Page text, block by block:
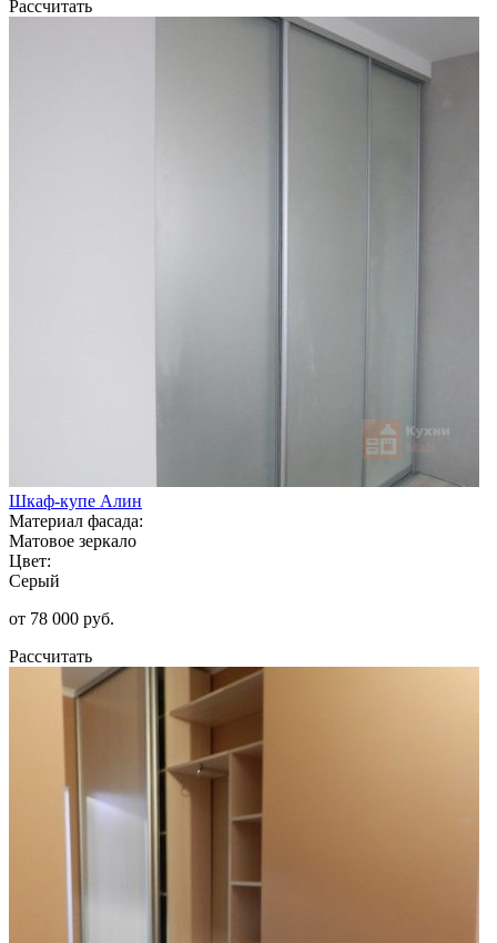
Рассчитать
Шкаф-купе Алин
Материал фасада:
Матовое зеркало
Цвет:
Серый
от 78 000 руб.
Рассчитать